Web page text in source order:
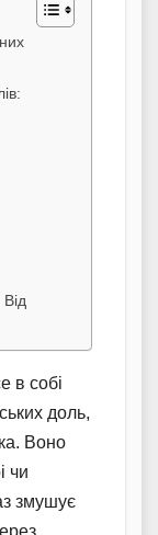
в собі
доль,
Воно
чи
змушує